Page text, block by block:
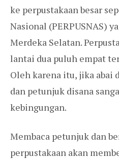
ke perpustakaan besar
Nasional (PERPUSNAS)
Merdeka Selatan.
lantai dua puluh empat
Oleh karena itu, jika abai
dan petunjuk disana
kebingungan.
Membaca petunjuk dan
perpustakaan akan